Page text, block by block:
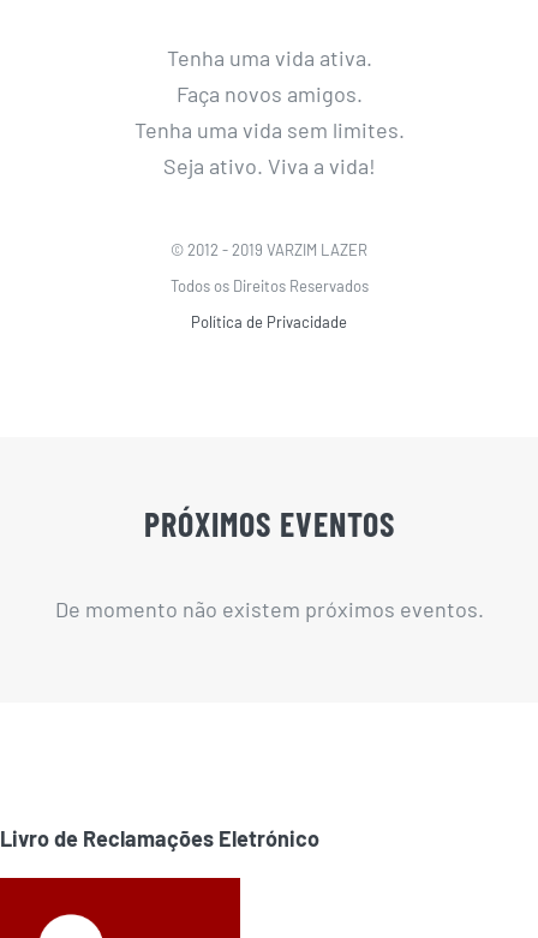
Tenha uma vida ativa.
Faça novos amigos.
Tenha uma vida sem limites.
Seja ativo. Viva a vida!
© 2012 - 2019 VARZIM LAZER
Todos os Direitos Reservados
Política de Privacidade
PRÓXIMOS EVENTOS
De momento não existem próximos eventos.
Livro de Reclamações Eletrónico